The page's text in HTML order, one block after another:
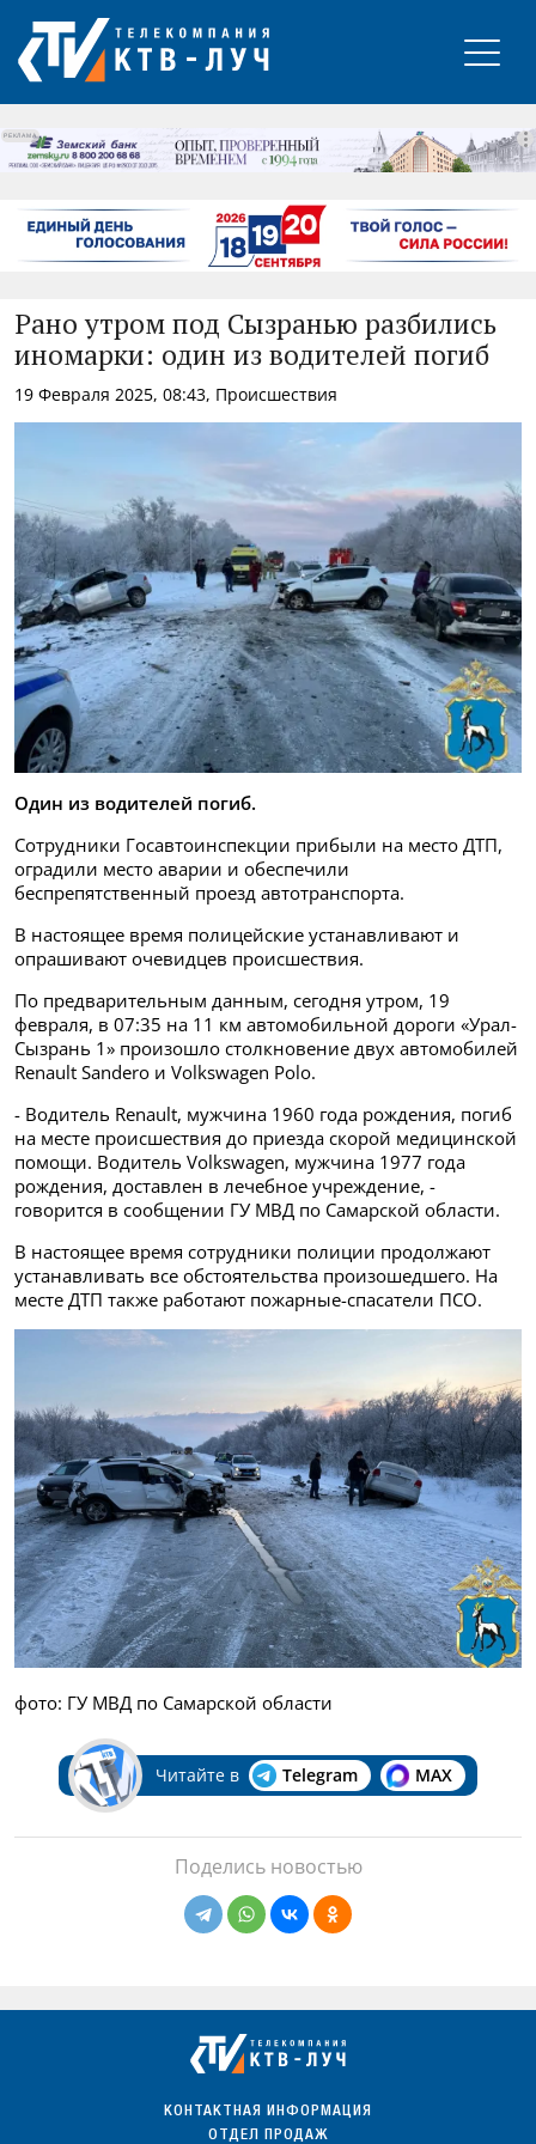
РЕКЛАМА
Рано утром под Сызранью разбились
иномарки: один из водителей погиб
19 Февраля 2025, 08:43, Происшествия
Один из водителей погиб.
Сотрудники Госавтоинспекции прибыли на место ДТП,
оградили место аварии и обеспечили
беспрепятственный проезд автотранспорта.
В настоящее время полицейские устанавливают и
опрашивают очевидцев происшествия.
По предварительным данным, сегодня утром, 19
февраля, в 07:35 на 11 км автомобильной дороги «Урал-
Сызрань 1» произошло столкновение двух автомобилей
Renault Sandero и Volkswagen Polo.
- Водитель Renault, мужчина 1960 года рождения, погиб
на месте происшествия до приезда скорой медицинской
помощи. Водитель Volkswagen, мужчина 1977 года
рождения, доставлен в лечебное учреждение, -
говорится в сообщении ГУ МВД по Самарской области.
В настоящее время сотрудники полиции продолжают
устанавливать все обстоятельства произошедшего. На
месте ДТП также работают пожарные-спасатели ПСО.
фото: ГУ МВД по Самарской области
Читайте в Telegram MAX
Поделись новостью
КОНТАКТНАЯ ИНФОРМАЦИЯ
ОТДЕЛ ПРОДАЖ